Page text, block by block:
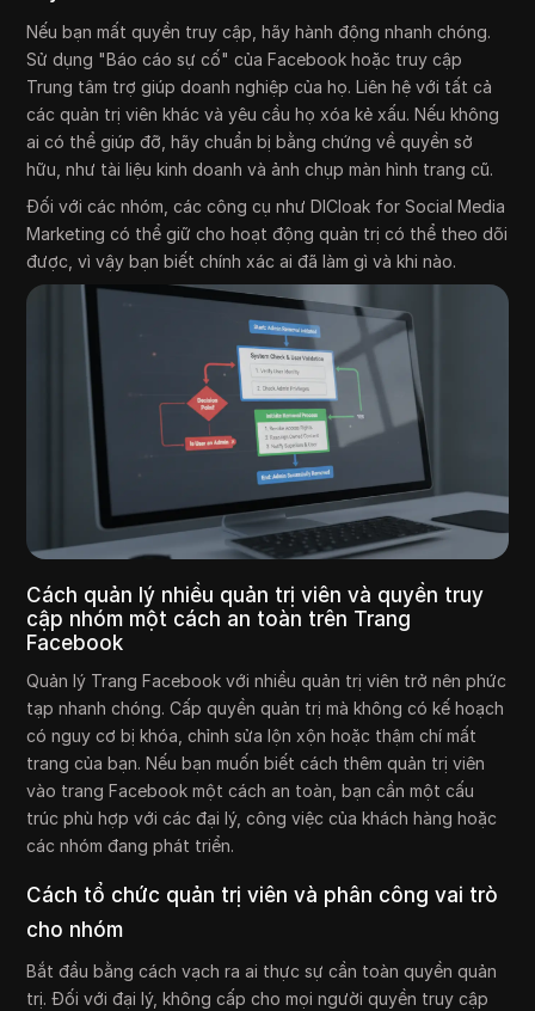
Nếu bạn mất quyền truy cập, hãy hành động nhanh chóng.
Sử dụng "Báo cáo sự cố" của Facebook hoặc truy cập
Trung tâm trợ giúp doanh nghiệp của họ. Liên hệ với tất cả
các quản trị viên khác và yêu cầu họ xóa kẻ xấu. Nếu không
ai có thể giúp đỡ, hãy chuẩn bị bằng chứng về quyền sở
hữu, như tài liệu kinh doanh và ảnh chụp màn hình trang cũ.
Đối với các nhóm, các công cụ như DICloak for Social Media
Marketing có thể giữ cho hoạt động quản trị có thể theo dõi
được, vì vậy bạn biết chính xác ai đã làm gì và khi nào.
Cách quản lý nhiều quản trị viên và quyền truy
cập nhóm một cách an toàn trên Trang
Facebook
Quản lý Trang Facebook với nhiều quản trị viên trở nên phức
tạp nhanh chóng. Cấp quyền quản trị mà không có kế hoạch
có nguy cơ bị khóa, chỉnh sửa lộn xộn hoặc thậm chí mất
trang của bạn. Nếu bạn muốn biết cách thêm quản trị viên
vào trang Facebook một cách an toàn, bạn cần một cấu
trúc phù hợp với các đại lý, công việc của khách hàng hoặc
các nhóm đang phát triển.
Cách tổ chức quản trị viên và phân công vai trò
cho nhóm
Bắt đầu bằng cách vạch ra ai thực sự cần toàn quyền quản
trị. Đối với đại lý, không cấp cho mọi người quyền truy cập